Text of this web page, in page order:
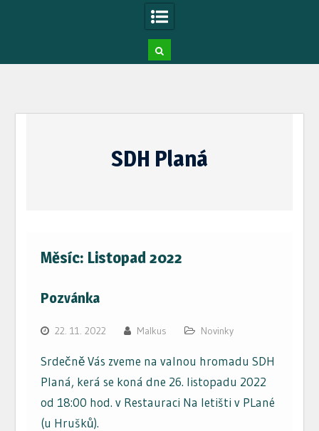
SDH Planá
Měsíc: Listopad 2022
Pozvánka
22. 11. 2022 Malkus Novinky
Srdečně Vás zveme na valnou hromadu SDH
Planá, kerá se koná dne 26. listopadu 2022
od 18:00 hod. v Restauraci Na letišti v PLané
(u Hrušků).